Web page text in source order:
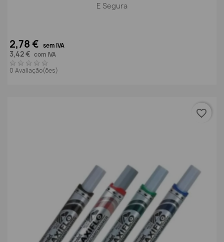
E Segura
2,78 € sem IVA
3,42 € com IVA
0 Avaliação(ões)
favorite_border